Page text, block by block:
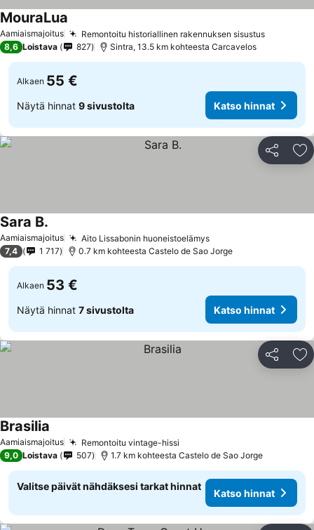
Aamiaismajoitus Remontoitu historiallinen rakennuksen sisustus
MouraLua
8,6 Loistava 827 Sintra, 13.5 km kohteesta Carcavelos
Alkaen 55 €
Näytä hinnat 9 sivustolta Katso hinnat
Jaa
Aamiaismajoitus Aito Lissabonin huoneistoelämys
Sara B.
7,4 1 717 0.7 km kohteesta Castelo de Sao Jorge
Alkaen 53 €
Näytä hinnat 7 sivustolta Katso hinnat
Jaa
Aamiaismajoitus Remontoitu vintage-hissi
Brasilia
9,0 Loistava 507 1.7 km kohteesta Castelo de Sao Jorge
Valitse päivät nähdäksesi tarkat hinnat
Katso hinnat